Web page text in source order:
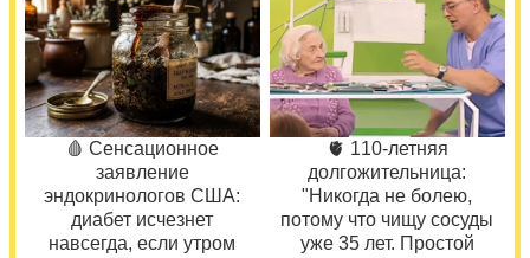
🩸 Сенсационное
заявление
эндокринологов США:
диабет исчезнет
навсегда, если утром
🫀 110-летняя
долгожительница:
"Никогда не болею,
потому что чищу сосуды
уже 35 лет. Простой